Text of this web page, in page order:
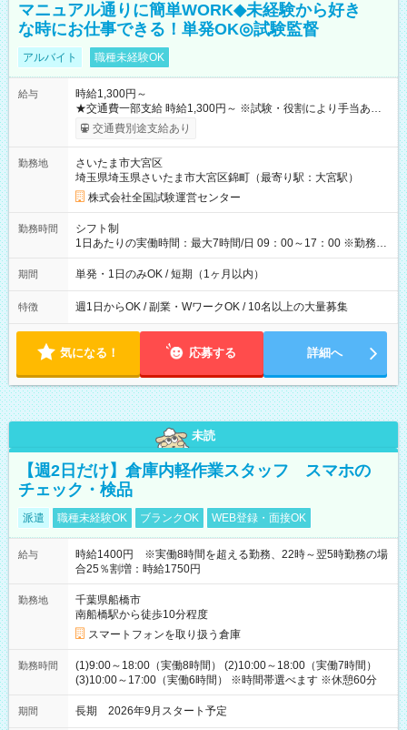
マニュアル通りに簡単WORK◆未経験から好き
な時にお仕事できる！単発OK◎試験監督
アルバイト 職種未経験OK
給与
時給1,300円～
★交通費一部支給 時給1,300円～ ※試験・役割により手当あり
※勤務回数により昇給あり 【即給（前払い）オプションあ
り！】 希望される場合、勤務から1週間ほどで給与の一部を受け
例】 ・河合塾模擬試験 8:30～17:30（休憩1時間） 時給1,300円
×8時間＝日収10,400円＋交通費 ※当日の役割により時給＋100
円の場合あり ・国家試験 7:00～13:30（休憩なし） 時給1,300
円（役割手当＋100円）×6時間＝日収8,400円＋交通費 【試用期
間】試用期間なし
交通費別途支給あり
勤務地
さいたま市大宮区
埼玉県埼玉県さいたま市大宮区錦町（最寄り駅：大宮駅）
株式会社全国試験運営センター
勤務時間
シフト制
1日あたりの実働時間：最大7時間/日 09：00～17：00 ※勤務時
間は 試験により異なります。
期間 単発・1日のみOK / 短期（1ヶ月以内）
特徴 週1日からOK / 副業・WワークOK / 10名以上の大量募集
気になる！ 応募する 詳細へ
未読
【週2日だけ】倉庫内軽作業スタッフ スマホの
チェック・検品
派遣 職種未経験OK ブランクOK WEB登録・面接OK
給与
時給1400円 ※実働8時間を超える勤務、22時～翌5時勤務の場
合25％割増：時給1750円
勤務地
千葉県船橋市
南船橋駅から徒歩10分程度
スマートフォンを取り扱う倉庫
勤務時間
(1)9:00～18:00（実働8時間） (2)10:00～18:00（実働7時間）
(3)10:00～17:00（実働6時間） ※時間帯選べます ※休憩60分
期間 長期 2026年9月スタート予定